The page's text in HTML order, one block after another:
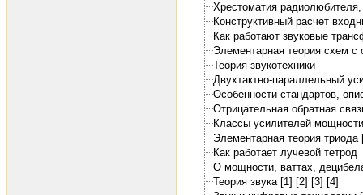
Хрестоматия радиолюбителя,
Конструктивный расчет
Как работают звуковые
Элементарная теория схем с
Теория звукотехники
Двухтактно-параллельный
Особенности стандартов,
Отрицательная обратная
Классы усилителей мощности
Элементарная теория триода
Как работает лучевой тетрод
О мощности, ваттах,
Теория звука [1] [2] [3] [4]